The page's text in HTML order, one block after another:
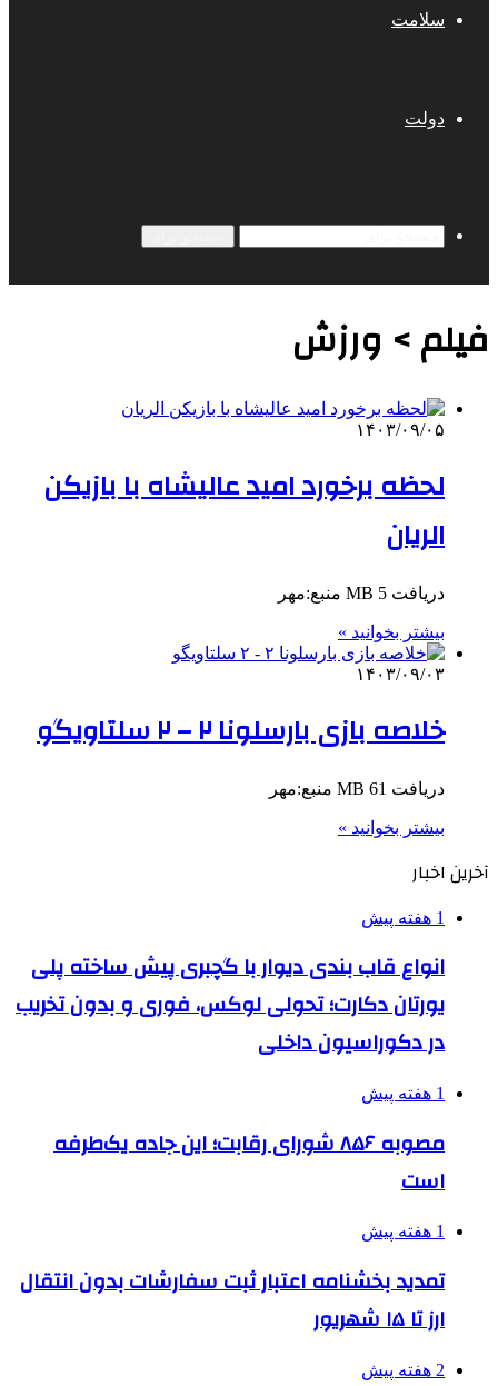
سلامت
دولت
فیلم > ورزش
۱۴۰۳/۰۹/۰۵
لحظه برخورد امید عالیشاه با بازیکن
الریان
دریافت 5 MB منبع:مهر
بیشتر بخوانید »
۱۴۰۳/۰۹/۰۳
خلاصه بازی بارسلونا ۲ – ۲ سلتاویگو
دریافت 61 MB منبع:مهر
بیشتر بخوانید »
آخرین اخبار
1 هفته پیش
انواع قاب بندی دیوار با گچبری پیش ساخته پلی
یورتان دکارت؛ تحولی لوکس، فوری و بدون تخریب
در دکوراسیون داخلی
1 هفته پیش
مصوبه ۸۵۶ شورای رقابت؛ این جاده یک‌طرفه
است
1 هفته پیش
تمدید بخشنامه اعتبار ثبت سفارشات بدون انتقال
ارز تا ۱۵ شهریور
2 هفته پیش